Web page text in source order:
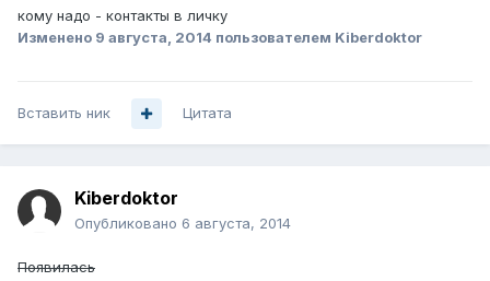
кому надо - контакты в личку
Изменено 9 августа, 2014 пользователем Kiberdoktor
Вставить ник Цитата
Kiberdoktor
Опубликовано 6 августа, 2014
Появилась